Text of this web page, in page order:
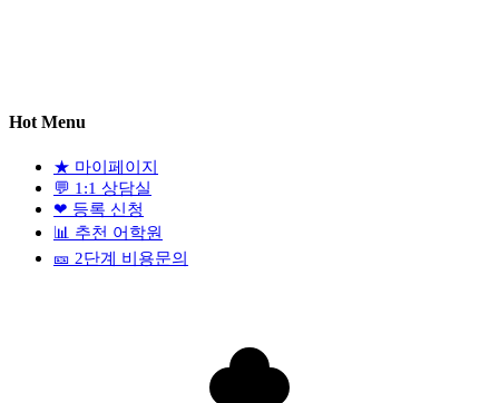
Hot Menu
★ 마이페이지
💬 1:1 상담실
❤ 등록 신청
📊 추천 어학원
🎫 2단계 비용문의